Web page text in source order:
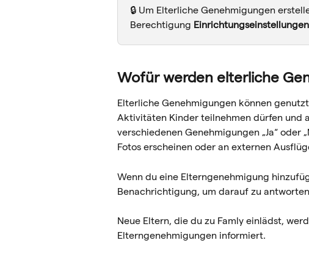
🔒 Um Elterliche Genehmigungen
Berechtigung
Wofür werden elterliche
Elterliche Genehmigungen können
Aktivitäten Kinder teilnehmen dürfen und
verschiedenen Genehmigungen „Ja“ oder
Fotos erscheinen oder an externen
Wenn du eine Elterngenehmigung
Benachrichtigung, um darauf zu
Neue Eltern, die du zu Famly einlädst,
Elterngenehmigungen informiert.